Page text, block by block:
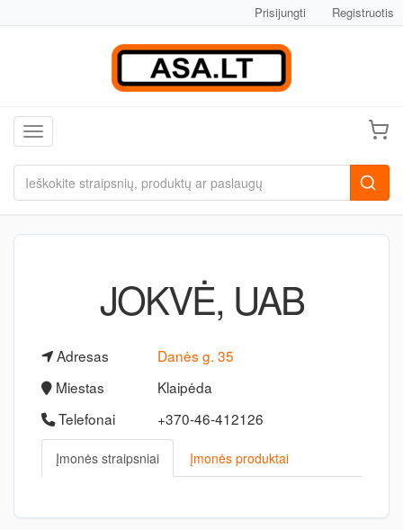
Prisijungti Registruotis
Toggle navigation
JOKVĖ, UAB
Adresas
Danės g. 35
Miestas
Klaipėda
Telefonai
+370-46-412126
Įmonės straipsniai Įmonės produktai